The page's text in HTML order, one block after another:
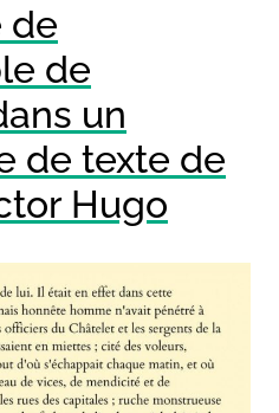
de
de
un
de texte de
Hugo